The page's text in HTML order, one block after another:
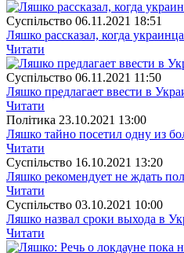
Суспiльство 06.11.2021 18:51
Ляшко рассказал, когда
Читати
Суспiльство 06.11.2021 11:50
Ляшко предлагает ввести в
Читати
Полiтика 23.10.2021 13:00
Ляшко тайно посетил одну из
Читати
Суспiльство 16.10.2021 13:20
Ляшко рекомендует не ждать
Читати
Суспiльство 03.10.2021 10:00
Ляшко назвал сроки выхода в
Читати